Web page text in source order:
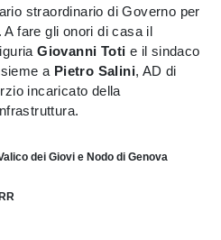
straordinario di Governo per
. A fare gli onori di casa il
Giovanni Toti e il sindaco
a Pietro Salini, AD di
incaricato della
dei Giovi e Nodo di Genova